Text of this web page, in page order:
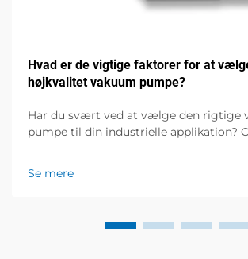
Hvad er de vigtige faktorer for at
højkvalitet vakuum pumpe?
Har du svært ved at vælge den rigtige
pumpe til din industrielle applikation?
Se mere